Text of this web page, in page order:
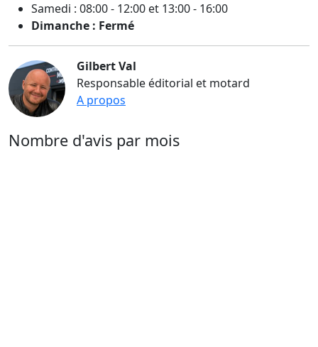
Samedi : 08:00 - 12:00 et 13:00 - 16:00
Dimanche : Fermé
Gilbert Val
Responsable éditorial et motard
A propos
Nombre d'avis par mois